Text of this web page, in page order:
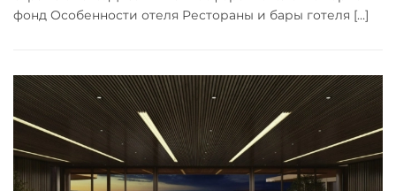
фонд Особенности отеля Рестораны и бары готеля […]